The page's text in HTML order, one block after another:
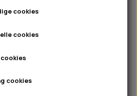
CHICOPEE
GODBIDSTASKE
HALSBÅND
& SNACKS
SMAGSVARIANTER
🎾 LEGETØJ
ØRE, ØJE, POTER & NÆSE
UDSTYR & KOMFORT
HUER OG VANTER
PINEWOOD SALES
TILBUD
NYHEDER
cookies
cookies
cookies